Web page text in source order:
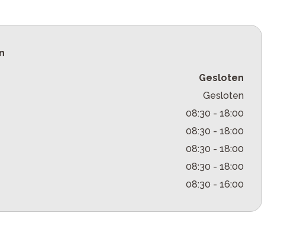
Gesloten
Gesloten
08:30 - 18:00
08:30 - 18:00
08:30 - 18:00
08:30 - 18:00
08:30 - 16:00